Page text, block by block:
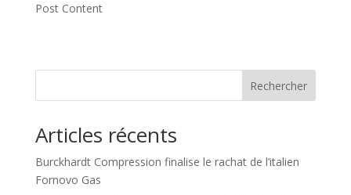
Post Content
Rechercher
Articles récents
Burckhardt Compression finalise le rachat de l’italien
Fornovo Gas